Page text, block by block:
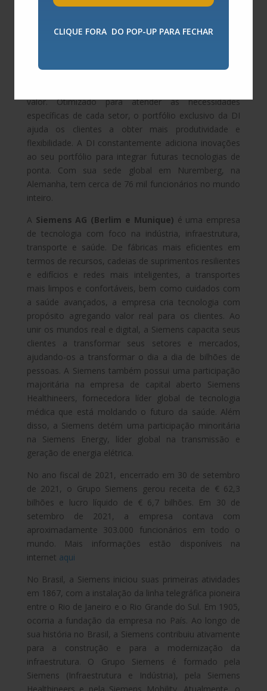
CLIQUE FORA DO POP-UP PARA FECHAR
inovações de automação e digitalização. Colaborando
digital nas indústrias de processo e manufatura
valor. Otimizado para atender às necessidades
específicas de cada setor, o portfólio exclusivo da DI
ajuda os clientes a obter mais produtividade e
flexibilidade. A DI constantemente adiciona inovações
ao seu portfólio para integrar futuras tecnologias de
ponta. Com sua sede global em Nuremberg, na
Alemanha, tem cerca de 76 mil funcionários no mundo
inteiro.
A Siemens AG (Berlim e Munique) é uma empresa
de tecnologia com foco na indústria, infraestrutura,
transporte e saúde. De fábricas mais eficientes em
termos de recursos, cadeias de suprimentos resilientes
e edifícios e redes mais inteligentes, a transportes
mais limpos e confortáveis, bem como cuidados com
a saúde avançados, a empresa cria tecnologia com
propósito agregando valor real para os clientes. Ao
unir os mundos real e digital, a Siemens capacita seus
clientes a transformar seus setores e mercados,
ajudando-os a transformar o dia a dia de bilhões de
pessoas. A Siemens também possui uma participação
majoritária na empresa de capital aberto Siemens
Healthineers, fornecedora líder global de tecnologia
médica que está moldando o futuro da saúde. Além
disso, a Siemens detém uma participação minoritária
na Siemens Energy, líder global na transmissão e
geração de energia elétrica.
No ano fiscal de 2021, encerrado em 30 de setembro
de 2021, o Grupo Siemens gerou receita de € 62,3
bilhões e lucro líquido de € 6,7 bilhões. Em 30 de
setembro de 2021, a empresa contava com
aproximadamente 303.000 funcionários em todo o
mundo. Mais informações estão disponíveis na
internet aqui
No Brasil, a Siemens iniciou suas primeiras atividades
em 1867, com a instalação da linha telegráfica pioneira
entre o Rio de Janeiro e o Rio Grande do Sul. Em 1905,
ocorria a fundação da empresa no País. Ao longo de
sua história no Brasil, a Siemens contribuiu ativamente
para a construção e para a modernização da
infraestrutura. O Grupo Siemens é formado pela
Siemens (Infraestrutura e Indústria), pela Siemens